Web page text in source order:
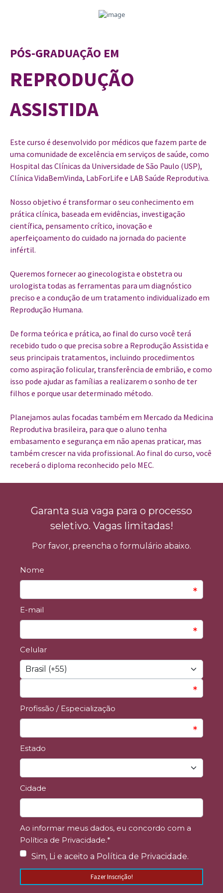
PÓS-GRADUAÇÃO EM
REPRODUÇÃO
ASSISTIDA
Este curso é desenvolvido por médicos que fazem parte de
uma comunidade de excelência em serviços de saúde, como
Hospital das Clínicas da Universidade de São Paulo (USP),
Clínica VidaBemVinda, LabForLife e LAB Saúde Reprodutiva.
Nosso objetivo é transformar o seu conhecimento em
prática clínica, baseada em evidências, investigação
científica, pensamento crítico, inovação e
aperfeiçoamento do cuidado na jornada do paciente
infértil.
Queremos fornecer ao ginecologista e obstetra ou
urologista todas as ferramentas para um diagnóstico
preciso e a condução de um tratamento individualizado em
Reprodução Humana.
De forma teórica e prática, ao final do curso você terá
recebido tudo o que precisa sobre a Reprodução Assistida e
seus principais tratamentos, incluindo procedimentos
como aspiração folicular, transferência de embrião, e como
isso pode ajudar as famílias a realizarem o sonho de ter
filhos e porque usar determinado método.
Planejamos aulas focadas também em Mercado da Medicina
Reprodutiva brasileira, para que o aluno tenha
embasamento e segurança em não apenas praticar, mas
também crescer na vida profissional. Ao final do curso, você
receberá o diploma reconhecido pelo MEC.
Garanta sua vaga para o processo
seletivo. Vagas limitadas!
Por favor, preencha o formulário abaixo.
Nome
E-mail
Celular
Profissão / Especialização
Estado
Cidade
Ao informar meus dados, eu concordo com a
Política de Privacidade.*
Sim, Li e aceito a Política de Privacidade.
Fazer Inscrição!